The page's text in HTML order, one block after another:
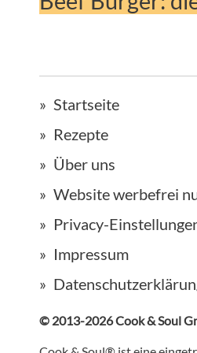
Startseite
Rezepte
Über uns
Website werbefrei
Privacy-
Impressum
© 2013-2026 Cook & Soul